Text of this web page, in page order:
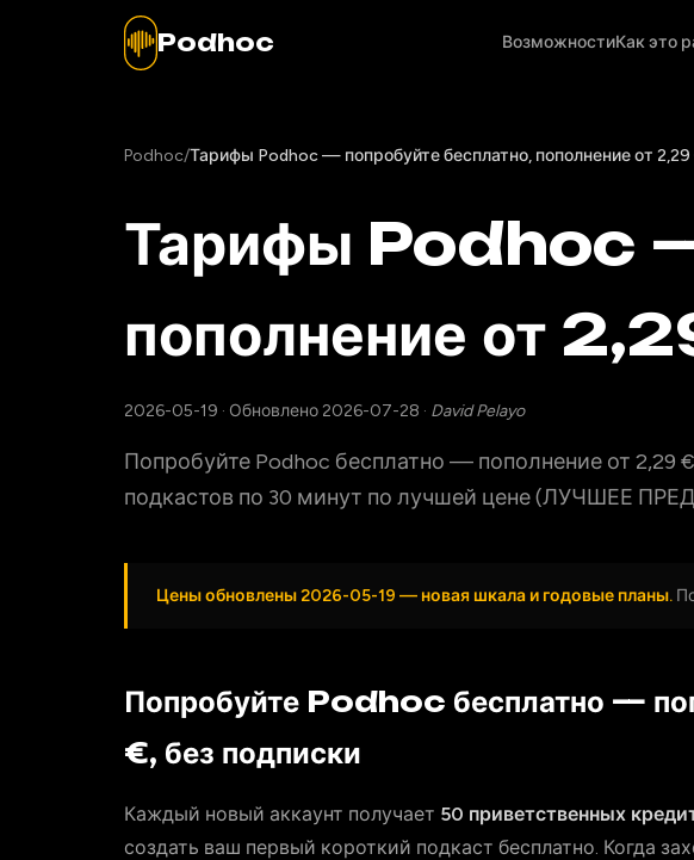
Podhoc ВозможностиКак это
Podhoc/Тарифы Podhoc — попробуйте бесплатно, пополнение от 2,29
Тарифы Podhoc —
пополнение от
2026-05-19 · Обновлено 2026-07-28 · David Pelayo
Попробуйте Podhoc бесплатно — пополнение от 2,29
подкастов по 30 минут по лучшей цене (ЛУЧШЕЕ
Цены обновлены 2026-05-19 — новая шкала и годовые планы.
Попробуйте Podhoc бесплатно —
€, без подписки
Каждый новый аккаунт получает 50 приветственных
создать ваш первый короткий подкаст бесплатно. Когда